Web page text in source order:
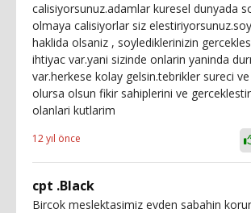
calisiyorsunuz.adamlar kuresel dunyada
olmaya calisiyorlar siz
haklida olsaniz , soylediklerinizin
ihtiyac var.yani sizinde onlarin yaninda
var.herkese kolay gelsin.tebrikler sureci
olursa olsun fikir sahiplerini ve
olanlari kutlarim
12 yıl önce
cpt .Black
Bircok meslektasimiz evden sabahin